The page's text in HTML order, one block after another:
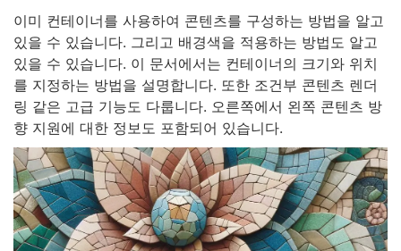
이미 컨테이너를 사용하여 콘텐츠를 구성하는 방법을 알고
있을 수 있습니다. 그리고 배경색을 적용하는 방법도 알고
있을 수 있습니다. 이 문서에서는 컨테이너의 크기와 위치
를 지정하는 방법을 설명합니다. 또한 조건부 콘텐츠 렌더
링 같은 고급 기능도 다룹니다. 오른쪽에서 왼쪽 콘텐츠 방
향 지원에 대한 정보도 포함되어 있습니다.